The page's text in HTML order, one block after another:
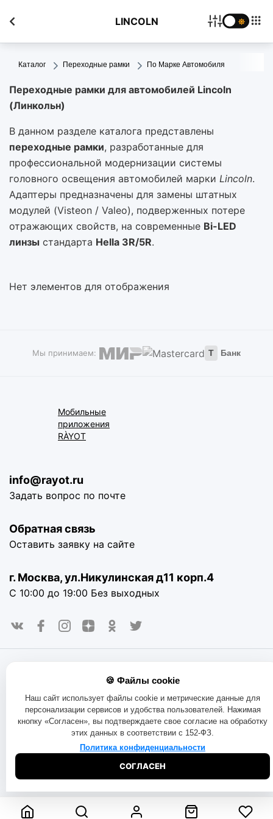
LINCOLN
Каталог Переходные рамки По Марке Автомобиля
Переходные рамки для автомобилей Lincoln
(Линкольн)
В данном разделе каталога представлены
переходные рамки, разработанные для
профессиональной модернизации системы
головного освещения автомобилей марки Lincoln.
Адаптеры предназначены для замены штатных
модулей (Visteon / Valeo), подверженных потере
отражающих свойств, на современные Bi-LED
линзы стандарта Hella 3R/5R.
Нет элементов для отображения
Мы принимаем: Т Банк
Мобильные
приложения
RÀYOT
info@rayot.ru
Задать вопрос по почте
Обратная связь
Оставить заявку на сайте
г. Москва, ул.Никулинская д11 корп.4
С 10:00 до 19:00 Без выходных
использует куки-файлы и другие технологии, чтобы помочь
вам в навигации, а также предоставить лучший
пользовательский опыт, анализировать использование
наших продуктов и услуг, повысить качество рекламных и
маркетинговых активностей. Если Вы не хотите, чтобы
Ваши пользовательские данные обрабатывались,
пожалуйста, ограничьте их использование в своём
браузере.
Договор оферта
Обмен и возврат товара
🍪 Файлы cookie
Наш сайт использует файлы cookie и метрические данные для
персонализации сервисов и удобства пользователей. Нажимая
кнопку «Согласен», вы подтверждаете свое согласие на обработку
этих данных в соответствии с 152-ФЗ.
Политика конфиденциальности
СОГЛАСЕН